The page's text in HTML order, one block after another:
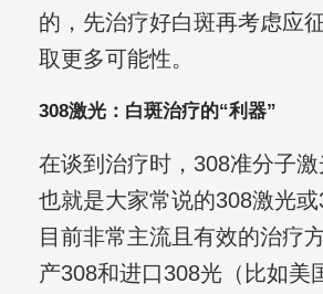
的，先治疗好白斑再考虑应
取更多可能性。
308激光：白斑治疗的“利器”
在谈到治疗时，308准分子激
也就是大家常说的308激光
目前非常主流且有效的治疗
产308和进口308光（比如美